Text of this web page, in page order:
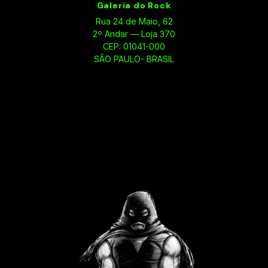
Galeria do Rock
Rua 24 de Maio, 62
2º Andar — Loja 370
CEP: 01041-000
SÃO PAULO- BRASIL